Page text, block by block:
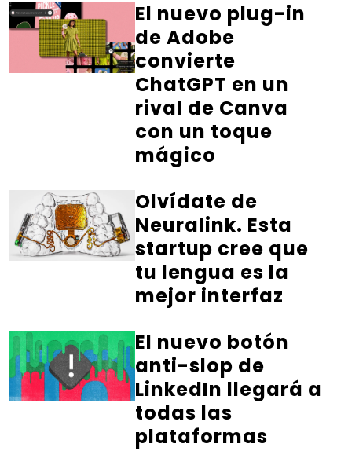
El nuevo plug-in
de Adobe
convierte
ChatGPT en un
rival de Canva
con un toque
mágico
Olvídate de
Neuralink. Esta
startup cree que
tu lengua es la
mejor interfaz
El nuevo botón
anti-slop de
LinkedIn llegará a
todas las
plataformas